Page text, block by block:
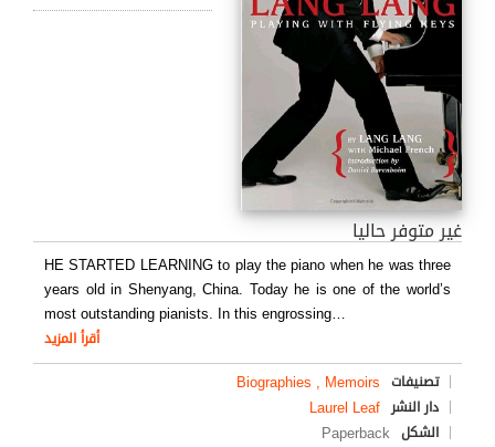
غير متوفر حاليا
HE STARTED LEARNING to play the piano when he was three
years old in Shenyang, China. Today he is one of the world’s
most outstanding pianists. In this engrossing…
أقرأ المزيد
تصنيفات Biographies , Memoirs
دار النشر Laurel Leaf
الشكل Paperback